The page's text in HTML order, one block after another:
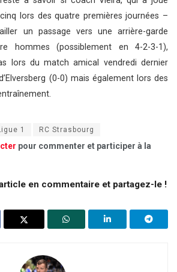
lors des quatre premières journées –
un passage vers une arrière-garde
hommes (possiblement en 4-2-3-1),
lors du match amical vendredi dernier
(0-0) mais également lors des
1 RC Strasbourg
pour commenter et participer à la
en commentaire et partagez-le !